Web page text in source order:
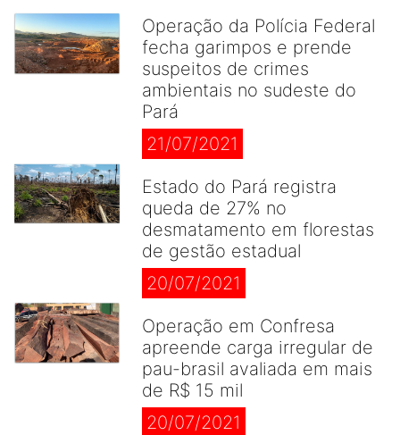
Operação da Polícia Federal
fecha garimpos e prende
suspeitos de crimes
ambientais no sudeste do
Pará
21/07/2021
Estado do Pará registra
queda de 27% no
desmatamento em florestas
de gestão estadual
20/07/2021
Operação em Confresa
apreende carga irregular de
pau-brasil avaliada em mais
de R$ 15 mil
20/07/2021